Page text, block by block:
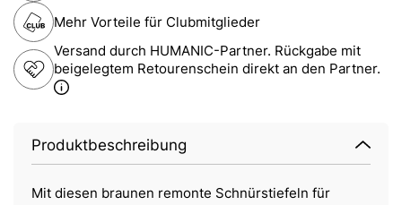
Mehr Vorteile für Clubmitglieder
Versand durch HUMANIC-Partner. Rückgabe mit
beigelegtem Retourenschein direkt an den Partner.
Produktbeschreibung
Mit diesen braunen remonte Schnürstiefeln für